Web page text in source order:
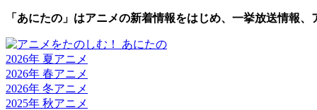
「あにたの」はアニメの新着情報をはじめ、一挙放送情報
2026年 夏アニメ
2026年 春アニメ
2026年 冬アニメ
2025年 秋アニメ